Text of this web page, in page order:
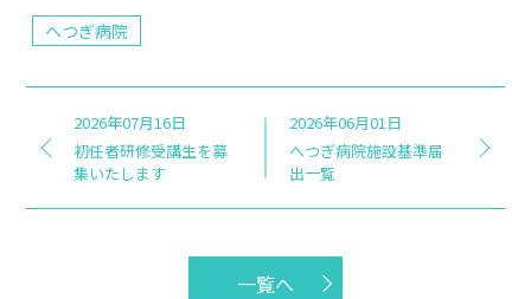
へつぎ病院
2026年07月16日
初任者研修受講生を募
集いたします
2026年06月01日
へつぎ病院施設基準届
出一覧
一覧へ